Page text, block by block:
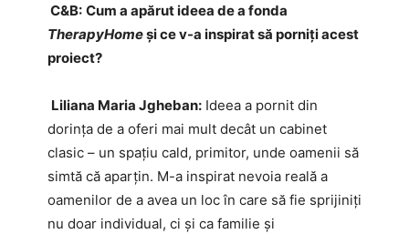
C&B: Cum a apărut ideea de a fonda
TherapyHomeși ce v-a inspirat să porniți acest
proiect?
Liliana Maria Jgheban: Ideea a pornit din
dorința de a oferi mai mult decât un cabinet
clasic – un spațiu cald, primitor, unde oamenii să
simtă că aparțin. M-a inspirat nevoia reală a
oamenilor de a avea un loc în care să fie sprijiniți
nu doar individual, ci și ca familie și